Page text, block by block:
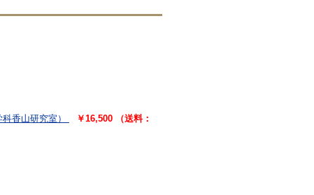
香山研究室）
￥16,500 （送料：